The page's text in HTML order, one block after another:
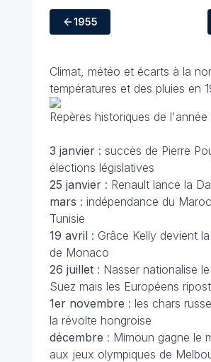
1955
Climat, météo et écarts à la
températures et des pluies en
Repères historiques de l'année
3 janvier: succès de Pierre
élections législatives
25 janvier: Renault lance la
mars : indépendance du
Tunisie
19 avril: Grâce Kelly devient
de Monaco
26 juillet: Nasser nationalise
Suez mais les Européens
1er novembre : les chars
la révolte hongroise
décembre : Mimoun gagne le
aux jeux olympiques de